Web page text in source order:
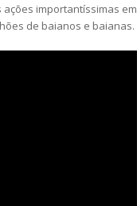
ações importantíssimas em
de baianos e baianas.